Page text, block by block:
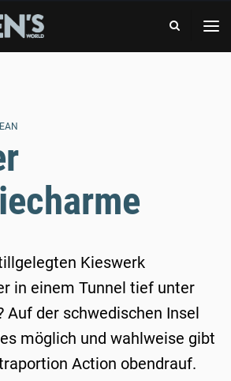
Kieswerk
in einem Tunnel tief unter
Auf der schwedischen Insel
möglich und wahlweise gibt
Action obendrauf.